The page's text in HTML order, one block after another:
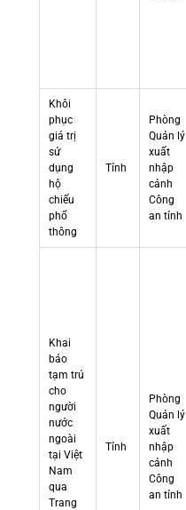
Khôi
phục
giá trị
sử
dụng
hộ
chiếu
phổ
thông
Tỉnh
Phòng
Quản lý
xuất
nhập
cảnh
Công
an tỉnh
Khai
báo
tạm trú
cho
người
nước
ngoài
tại Việt
Nam
qua
Trang
Tỉnh
Phòng
Quản lý
xuất
nhập
cảnh
Công
an tỉnh